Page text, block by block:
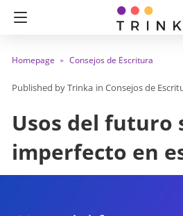
Homepage Consejos de Escritura
Trinka in Consejos de
Usos del futuro
imperfecto en